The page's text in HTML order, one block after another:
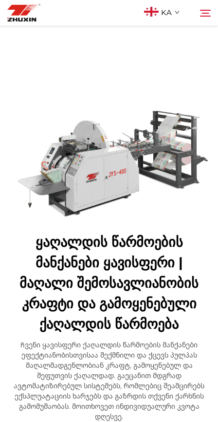
KA
Სიახლეები
Კონტაქტი
Ხშირად დასმული კითხვები
ყაღალდის წარმოების
მანქანები ყავისფერი |
მაღალი შემოსავლიანობის
კრაფტი და გამოყენებული
ქაღალდის წარმოება
Ჩვენი ყავისფერი ქაღალდის წარმოების მანქანები
ეფექტიანობისთვისაა შექმნილი და ქცევს პულპას
მაღალმადგენლობიან კრაფტ, გამოყენებულ და
შეფუთვის ქაღალდად. გაეცანით მდგრად
ავტომატიზირებულ სისტემებს, რომლებიც შეამცირებს
ექსპლუატაციის ხარჯებს და გაზრდის თქვენი ქარხნის
გამომუშაობას. მოითხოვეთ ინდივიდუალური კვოტა
დღესვე.